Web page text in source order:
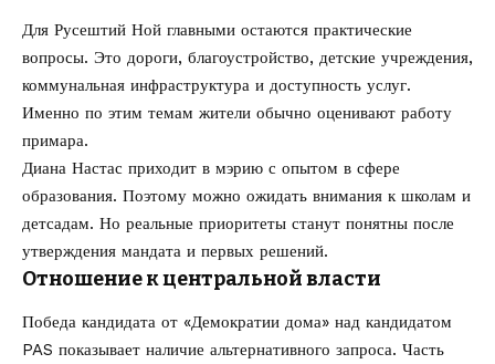
Для Русештий Ной главными остаются практические
вопросы. Это дороги, благоустройство, детские учреждения,
коммунальная инфраструктура и доступность услуг.
Именно по этим темам жители обычно оценивают работу
примара.
Диана Настас приходит в мэрию с опытом в сфере
образования. Поэтому можно ожидать внимания к школам и
детсадам. Но реальные приоритеты станут понятны после
утверждения мандата и первых решений.
Отношение к центральной власти
Победа кандидата от «Демократии дома» над кандидатом
PAS показывает наличие альтернативного запроса. Часть